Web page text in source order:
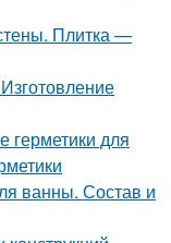
Плитка —
герметики для
ванны. Состав и